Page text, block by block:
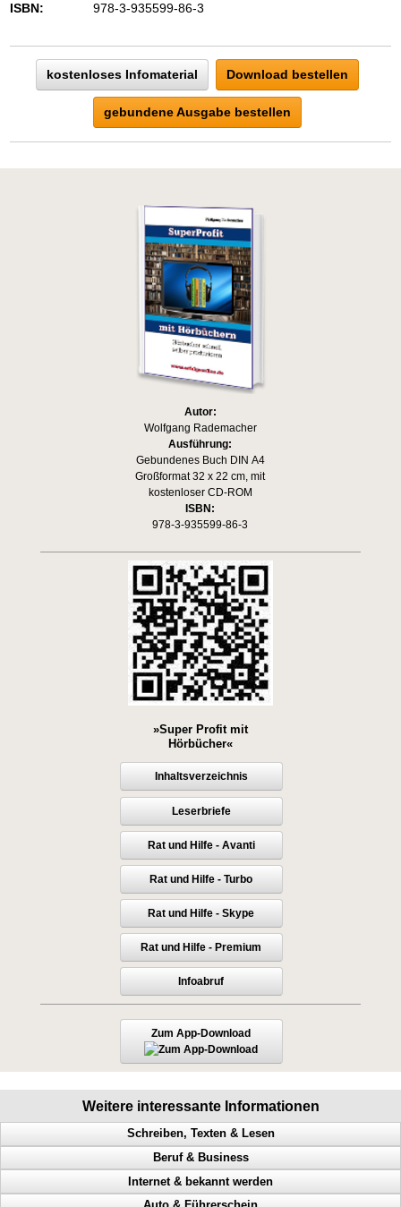
ISBN:
978-3-935599-86-3
kostenloses Infomaterial Download bestellen
gebundene Ausgabe bestellen
Autor:
Wolfgang Rademacher
Ausführung:
Gebundenes Buch DIN A4
Großformat 32 x 22 cm, mit
kostenloser CD-ROM
ISBN:
978-3-935599-86-3
»Super Profit mit
Hörbücher«
Inhaltsverzeichnis
Leserbriefe
Rat und Hilfe - Avanti
Rat und Hilfe - Turbo
Rat und Hilfe - Skype
Rat und Hilfe - Premium
Infoabruf
Zum App-Download
Weitere interessante Informationen
Schreiben, Texten & Lesen
Doppel Content, Spinning, Neukundengewinnung, Bekanntheit
Heimverdienst, Heimarbeit, passives Einkommen, Tonstudio
Beruf & Business
Bekanntheitsgrad, Online PR, Neukundengewinnung, Doppel Content
Internet & bekannt werden